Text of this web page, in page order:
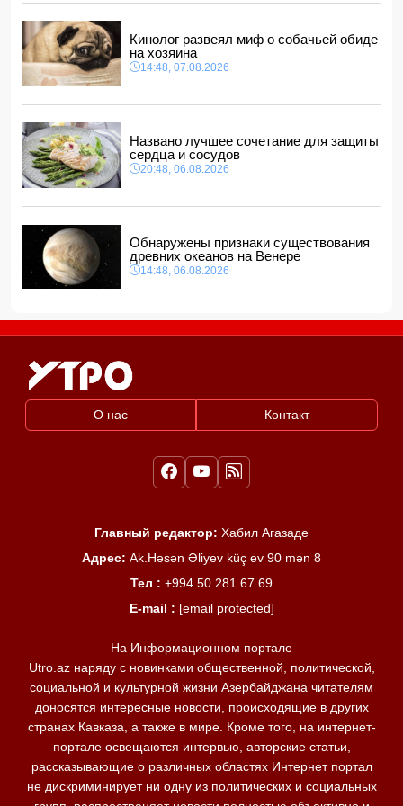
12:40, 07.08.2026
Кинолог развеял миф о собачьей обиде
на хозяина
14:48, 07.08.2026
Названо лучшее сочетание для защиты
сердца и сосудов
20:48, 06.08.2026
Обнаружены признаки существования
древних океанов на Венере
14:48, 06.08.2026
О нас Контакт
Главный редактор: Хабил Агазаде
Адрес: Ak.Həsən Əliyev küç ev 90 mən 8
Тел : +994 50 281 67 69
E-mail : [email protected]
На Информационном портале
Utro.az наряду с новинками общественной, политической,
социальной и культурной жизни Азербайджана читателям
доносятся интересные новости, происходящие в других
странах Кавказа, а также в мире. Кроме того, на интернет-
портале освещаются интервью, авторские статьи,
рассказывающие о различных областях Интернет портал
не дискриминирует ни одну из политических и социальных